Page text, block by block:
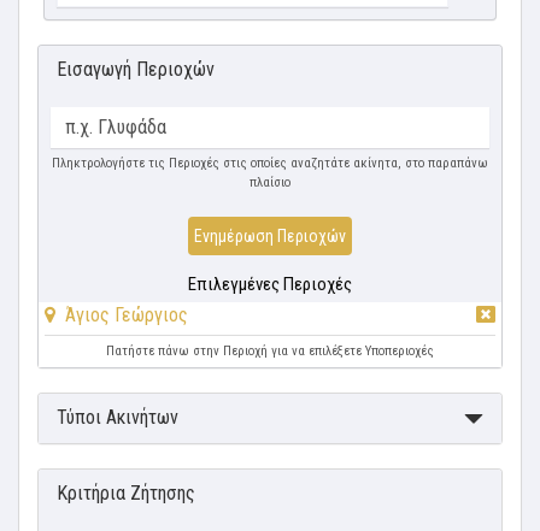
Εισαγωγή Περιοχών
Πληκτρολογήστε τις Περιοχές στις οποίες αναζητάτε ακίνητα, στο παραπάνω
πλαίσιο
Ενημέρωση Περιοχών
Επιλεγμένες Περιοχές
Άγιος Γεώργιος
Πατήστε πάνω στην Περιοχή για να επιλέξετε Υποπεριοχές
Τύποι Ακινήτων
Κριτήρια Ζήτησης